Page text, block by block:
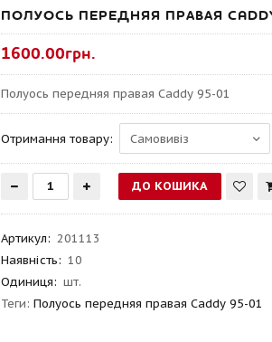
ПОЛУОСЬ ПЕРЕДНЯЯ ПРАВАЯ
1600.00грн.
Полуось передняя правая Caddy 95-01
Отримання товару:
Артикул: 201113
Наявність: 10
Одиниця: шт.
Теги:Полуось передняя правая Caddy 95-01